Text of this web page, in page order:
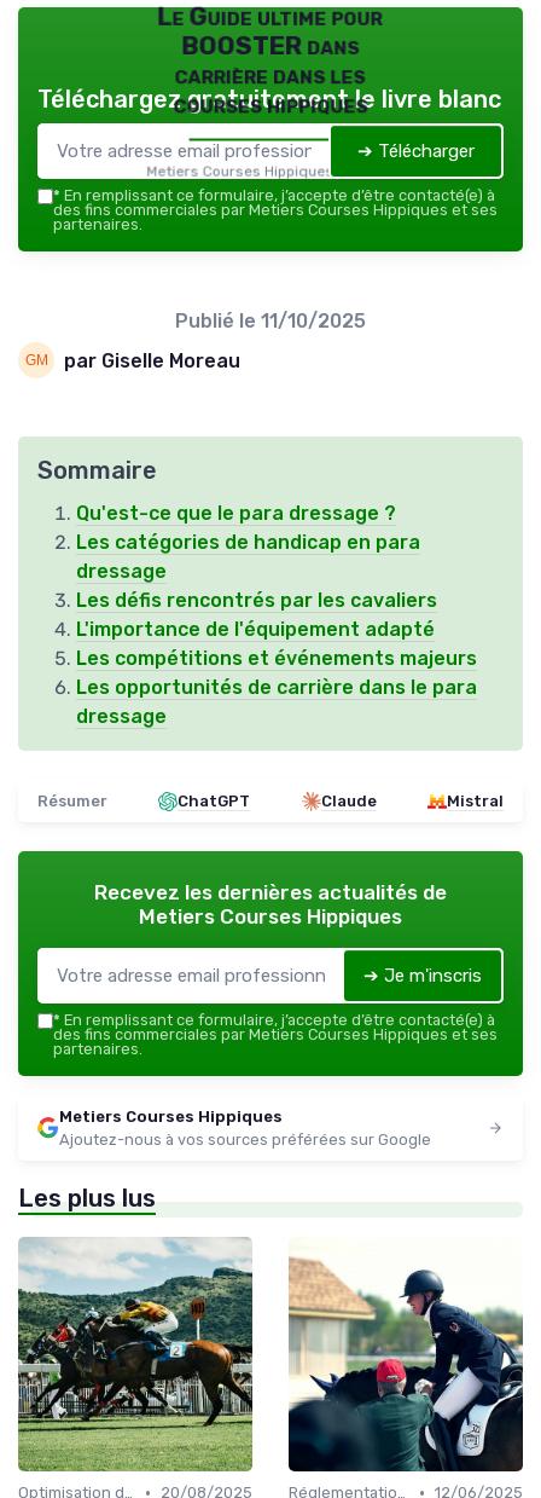
Le Guide ultime pour
BOOSTER dans
carrière dans les
courses hippiques
Metiers Courses Hippiques — 2026
Téléchargez gratuitement le livre blanc
➔ Télécharger
* En remplissant ce formulaire, j’accepte d’être contacté(e) à
des fins commerciales par Metiers Courses Hippiques et ses
partenaires.
Publié le 11/10/2025
par Giselle Moreau
Sommaire
Qu'est-ce que le para dressage ?
Les catégories de handicap en para
dressage
Les défis rencontrés par les cavaliers
L'importance de l'équipement adapté
Les compétitions et événements majeurs
Les opportunités de carrière dans le para
dressage
Résumer ChatGPT Claude Mistral
Recevez les dernières actualités de
Metiers Courses Hippiques
➔ Je m'inscris
* En remplissant ce formulaire, j’accepte d’être contacté(e) à
des fins commerciales par Metiers Courses Hippiques et ses
partenaires.
Metiers Courses Hippiques
Ajoutez-nous à vos sources préférées sur Google
Les plus lus
Optimisation des performances • 20/08/2025 Réglementation des courses • 12/06/2025